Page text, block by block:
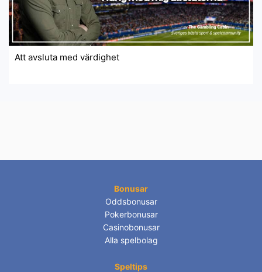
Att avsluta med värdighet
Bonusar
Oddsbonusar
Pokerbonusar
Casinobonusar
Alla spelbolag
Speltips